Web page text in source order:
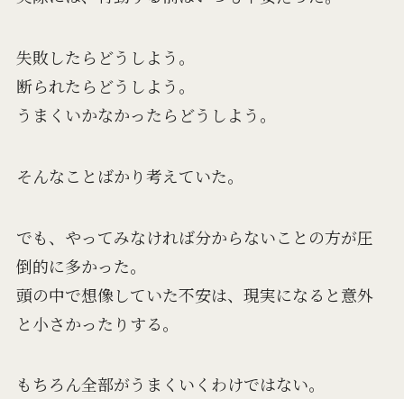
失敗したらどうしよう。
断られたらどうしよう。
うまくいかなかったらどうしよう。
そんなことばかり考えていた。
でも、やってみなければ分からないことの方が圧
倒的に多かった。
頭の中で想像していた不安は、現実になると意外
と小さかったりする。
もちろん全部がうまくいくわけではない。